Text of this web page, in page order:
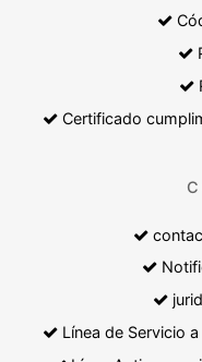
Certificado
Línea de Servicio